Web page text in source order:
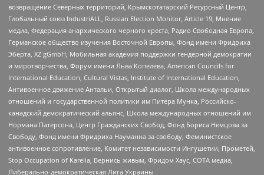
возвращение Северных территорий, Крымскотатарский Ресурсный Центр,
Глобальный союз IndustriALL, Russian Election Monitor, Article 19, Мнение
медиа, Федерация анархического черного креста, Радио Свободная Европа,
Германское общество изучения Восточной Европы, Фонд имени Фридриха
Эберта, XZ gGmbH, Мобильная академия поддержки гендерной демократии
и миротворчества, Форум имени Льва Копелева, American Councils for
International Education, Cultural Vistas, Institute of International Education,
Антивоенное движение Антальи, Открытый диалог, Школа международных
отношений и государственной политики им Питера Мунка, Российско-
канадский демократический альянс, Школа международных отношений им
Нормана Патерсона, Центр Гражданских Свобод, Фонд Бориса Немцова за
Свободу, Фонд имени Фридриха Науманна за свободу, Феминистское
антивоенное сопротивление, Комитет независимости Ингушетии, Прометей,
Stop Occupation of Karelia, Вернись живым, Фридом Хаус, СОТА медиа,
Либерально-демократическая Лига Украины